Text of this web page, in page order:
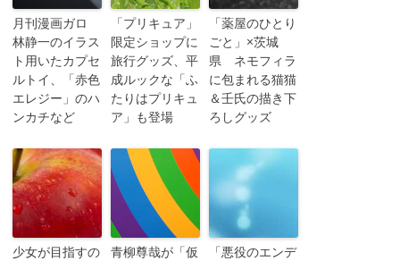
月刊漫画ガロ
林静一のイラス
ト用いたカプセ
ルトイ、「赤色
エレジー」のハ
ンカチなど
「プリキュア」
限定ショップに
旅行グッズ、平
成ルックな「ふ
たりはプリキュ
ア」も登場
「薬屋のひとり
ごと」×茨城
県 ネモフィラ
に包まれる猫猫
＆壬氏の描き下
ろしグッズ
少女が目指すの
青柳尊哉が「仮
「悪役のエンデ